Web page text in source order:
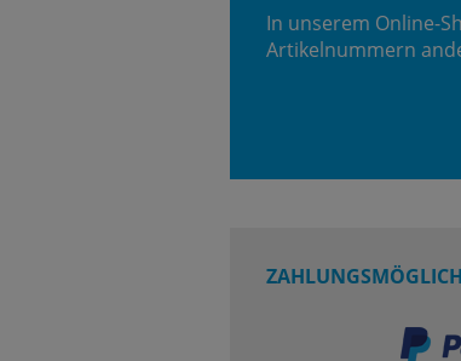
In unserem Online-
Artikelnummern